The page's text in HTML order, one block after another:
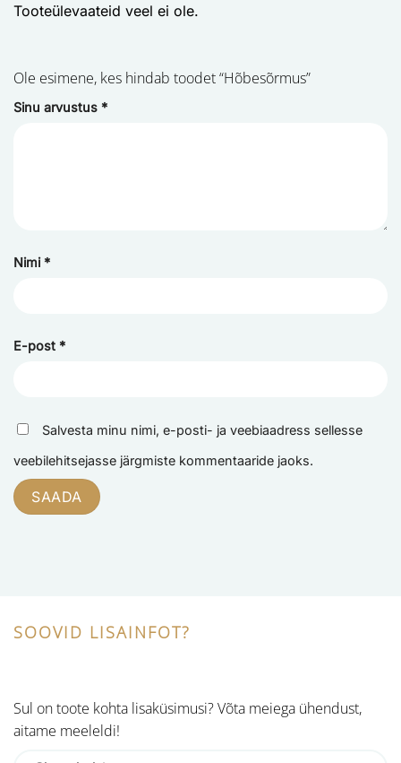
Tooteülevaateid veel ei ole.
Ole esimene, kes hindab toodet “Hõbesõrmus”
Sinu arvustus *
Nimi *
E-post *
Salvesta minu nimi, e-posti- ja veebiaadress sellesse
veebilehitsejasse järgmiste kommentaaride jaoks.
SOOVID LISAINFOT?
Sul on toote kohta lisaküsimusi? Võta meiega ühendust,
aitame meeleldi!